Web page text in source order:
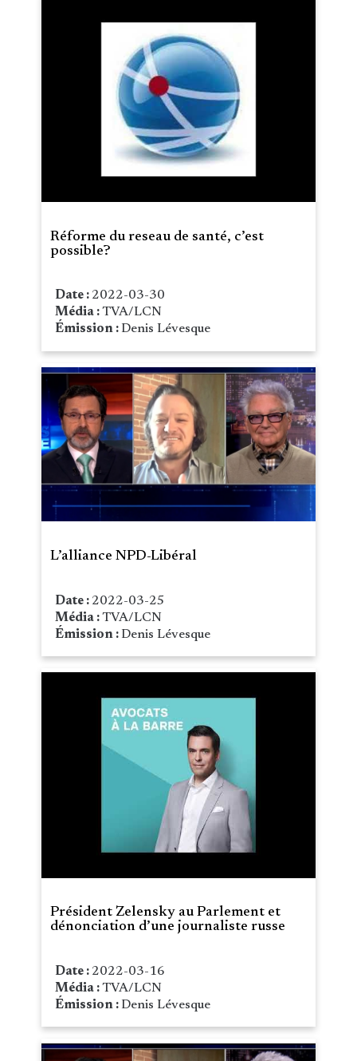
Réforme du reseau de santé, c’est
possible?
Date : 2022-03-30
Média :TVA/LCN
Émission : Denis Lévesque
L’alliance NPD-Libéral
Date : 2022-03-25
Média :TVA/LCN
Émission : Denis Lévesque
Président Zelensky au Parlement et
dénonciation d’une journaliste russe
Date : 2022-03-16
Média :TVA/LCN
Émission : Denis Lévesque